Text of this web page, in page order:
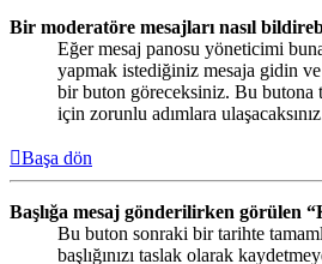
Bir moderatöre mesajları nasıl
Eğer mesaj panosu yöneticimi
yapmak istediğiniz mesaja gidin
bir buton göreceksiniz. Bu butona
için zorunlu adımlara
Başa dön
Başlığa mesaj gönderilirken görülen
Bu buton sonraki bir tarihte
başlığınızı taslak olarak